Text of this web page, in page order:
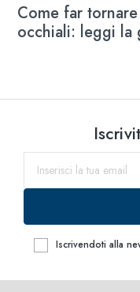
Come far
occhiali: leggi la
Iscrivendoti alla